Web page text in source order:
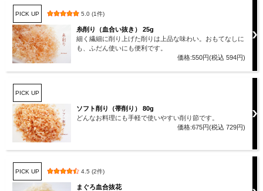
PICK UP 5.0 (1件)
糸削り（血合い抜き） 25g
細く繊細に削り上げた削りは上品な味わい。おもてなしに
も、ふだん使いにも便利です。
価格:550円(税込 594円)
PICK UP
ソフト削り（帯削り） 80g
どんなお料理にも手軽で使いやすい削り節です。
価格:675円(税込 729円)
PICK UP 4.5 (2件)
まぐろ血合抜花